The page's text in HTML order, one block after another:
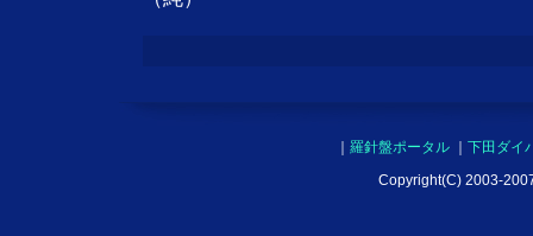
羅針盤ポータル
下田ダイ
Copyright(C) 2003-